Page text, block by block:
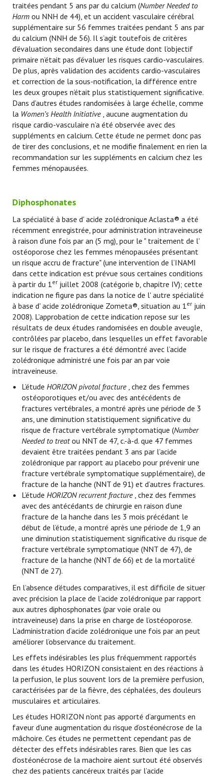
traitées pendant 5 ans par du calcium (Number Needed to
Harm ou NNH de 44), et un accident vasculaire cérébral
supplémentaire sur 56 femmes traitées pendant 5 ans par
du calcium (NNH de 56). Il s’agit toutefois de critères
d’évaluation secondaires dans une étude dont l’objectif
primaire n’était pas d’évaluer les risques cardio-vasculaires.
De plus, après validation des accidents cardio-vasculaires
et correction de la sous-notification, la différence entre
les deux groupes n’était plus statistiquement significative.
Dans d’autres études randomisées à large échelle, comme
la Women’s Health Initiative, aucune augmentation du
risque cardio-vasculaire n’a été observée avec des
suppléments en calcium. Cette étude ne permet donc pas
de tirer des conclusions, et ne modifie finalement en rien la
recommandation sur les suppléments en calcium chez les
femmes ménopausées.
Diphosphonates
La spécialité à base d' acide zolédronique Aclasta® a été
récemment enregistrée, pour administration intraveineuse
à raison d’une fois par an (5 mg), pour le " traitement de l'
ostéoporose chez les femmes ménopausées présentant
un risque accru de fracture" (une intervention de l’INAMI
dans cette indication est prévue sous certaines conditions
à partir du 1er juillet 2008 (catégorie b, chapitre IV); cette
indication ne figure pas dans la notice de l' autre spécialité
à base d' acide zolédronique Zometa®, situation au 1er juin
2008). L’approbation de cette indication repose sur les
résultats de deux études randomisées en double aveugle,
contrôlées par placebo, dans lesquelles un effet favorable
sur le risque de fractures a été démontré avec l’acide
zolédronique administré une fois par an par voie
intraveineuse.
L’étudeHORIZON pivotal fracture, chez des femmes
ostéoporotiques et/ou avec des antécédents de
fractures vertébrales, a montré après une période de 3
ans, une diminution statistiquement significative du
risque de fracture vertébrale symptomatique (Number
Needed to treatou NNT de 47, c.-à-d. que 47 femmes
devaient être traitées pendant 3 ans par l’acide
zolédronique par rapport au placebo pour prévenir une
fracture vertébrale symptomatique supplémentaire), de
fracture de la hanche (NNT de 91) et d’autres fractures.
L’étudeHORIZON recurrent fracture, chez des femmes
avec des antécédants de chirurgie en raison d’une
fracture de la hanche dans les 3 mois précédant le
début de l’étude, a montré après une période de 1,9 an
une diminution statistiquement significative du risque de
fracture vertébrale symptomatique (NNT de 47), de
fracture de la hanche (NNT de 66) et de la mortalité
(NNT de 27).
En l’absence d’études comparatives, il est difficile de situer
avec précision la place de l’acide zolédronique par rapport
aux autres diphosphonates (par voie orale ou
intraveineuse) dans la prise en charge de l’ostéoporose.
L’administration d’acide zolédronique une fois par an peut
améliorer l’observance du traitement.
Les effets indésirables les plus fréquemment rapportés
dans les études HORIZON consistaient en des réactions à
la perfusion, le plus souvent lors de la première perfusion,
caractérisées par de la fièvre, des céphalées, des douleurs
musculaires et articulaires.
Les études HORIZON n’ont pas apporté d’arguments en
faveur d’une augmentation du risque d’ostéonécrose de la
mâchoire. Ces études ne permettent cependant pas de
détecter des effets indésirables rares. Bien que les cas
d’ostéonécrose de la machoire aient surtout été observés
chez des patients cancéreux traités par l’acide